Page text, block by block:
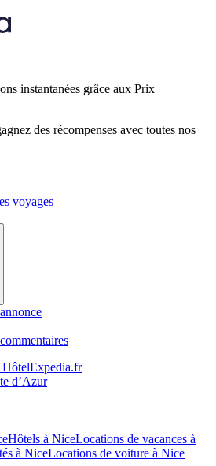
instantanées grâce aux Prix
des récompenses avec toutes nos
voyages
Expedia.fr
d’Azur
Hôtels à NiceLocations de vacances à
à NiceLocations de voiture à Nice